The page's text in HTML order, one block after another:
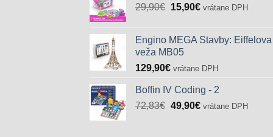
29,90€ Pôvodná
29,90€.
15,90€Aktuálna
15,90€.
vrátane DPH
Engino MEGA Stavby: Eiffelova
veža MB05
129,90€ vrátane DPH
Boffin IV Coding - 2
72,83€ Pôvodná
49,90€Aktuálna
vrátane DPH